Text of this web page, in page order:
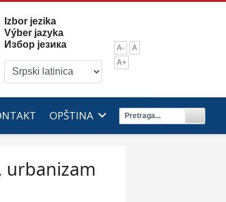
Izbor jezika
Výber jazyka
Избор језика
A-
A
A+
OPŠTINA
urbanizam